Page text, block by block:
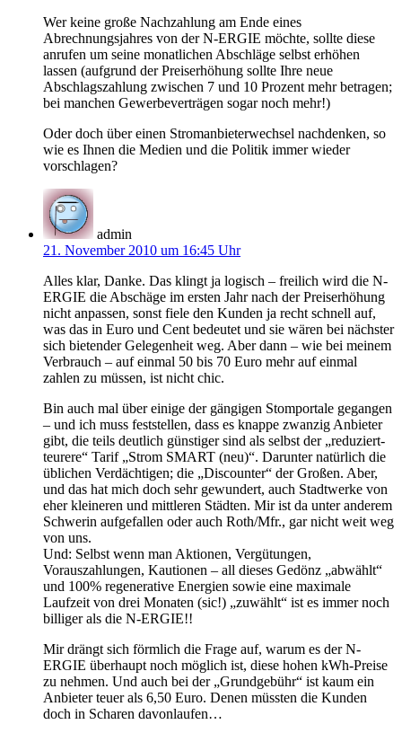
Wer keine große Nachzahlung am Ende eines
Abrechnungsjahres von der N-ERGIE möchte, sollte diese
anrufen um seine monatlichen Abschläge selbst erhöhen
lassen (aufgrund der Preiserhöhung sollte Ihre neue
Abschlagszahlung zwischen 7 und 10 Prozent mehr betragen;
bei manchen Gewerbeverträgen sogar noch mehr!)
Oder doch über einen Stromanbieterwechsel nachdenken, so
wie es Ihnen die Medien und die Politik immer wieder
vorschlagen?
admin
21. November 2010 um 16:45 Uhr
Alles klar, Danke. Das klingt ja logisch – freilich wird die N-
ERGIE die Abschäge im ersten Jahr nach der Preiserhöhung
nicht anpassen, sonst fiele den Kunden ja recht schnell auf,
was das in Euro und Cent bedeutet und sie wären bei nächster
sich bietender Gelegenheit weg. Aber dann – wie bei meinem
Verbrauch – auf einmal 50 bis 70 Euro mehr auf einmal
zahlen zu müssen, ist nicht chic.
Bin auch mal über einige der gängigen Stomportale gegangen
– und ich muss feststellen, dass es knappe zwanzig Anbieter
gibt, die teils deutlich günstiger sind als selbst der „reduziert-
teurere“ Tarif „Strom SMART (neu)“. Darunter natürlich die
üblichen Verdächtigen; die „Discounter“ der Großen. Aber,
und das hat mich doch sehr gewundert, auch Stadtwerke von
eher kleineren und mittleren Städten. Mir ist da unter anderem
Schwerin aufgefallen oder auch Roth/Mfr., gar nicht weit weg
von uns.
Und: Selbst wenn man Aktionen, Vergütungen,
Vorauszahlungen, Kautionen – all dieses Gedönz „abwählt“
und 100% regenerative Energien sowie eine maximale
Laufzeit von drei Monaten (sic!) „zuwählt“ ist es immer noch
billiger als die N-ERGIE!!
Mir drängt sich förmlich die Frage auf, warum es der N-
ERGIE überhaupt noch möglich ist, diese hohen kWh-Preise
zu nehmen. Und auch bei der „Grundgebühr“ ist kaum ein
Anbieter teuer als 6,50 Euro. Denen müssten die Kunden
doch in Scharen davonlaufen…